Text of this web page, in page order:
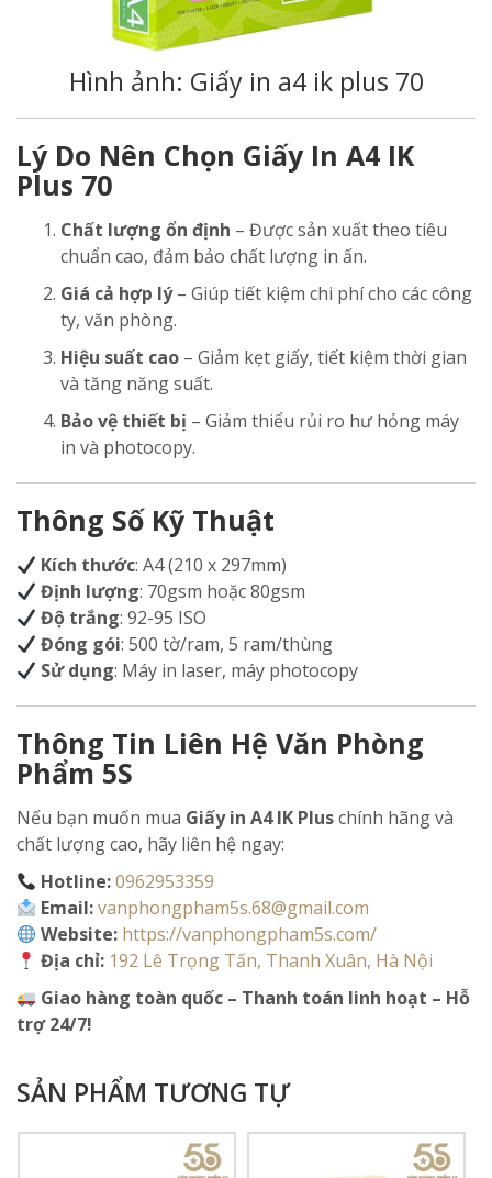
Hình ảnh: Giấy in a4 ik plus 70
Lý Do Nên Chọn Giấy In A4 IK
Plus 70
Chất lượng ổn định – Được sản xuất theo tiêu
chuẩn cao, đảm bảo chất lượng in ấn.
Giá cả hợp lý– Giúp tiết kiệm chi phí cho các công
ty, văn phòng.
Hiệu suất cao – Giảm kẹt giấy, tiết kiệm thời gian
và tăng năng suất.
Bảo vệ thiết bị – Giảm thiểu rủi ro hư hỏng máy
in và photocopy.
Thông Số Kỹ Thuật
Kích thước: A4 (210 x 297mm)
Định lượng: 70gsm hoặc 80gsm
Độ trắng: 92-95 ISO
Đóng gói: 500 tờ/ram, 5 ram/thùng
Sử dụng: Máy in laser, máy photocopy
Thông Tin Liên Hệ Văn Phòng
Phẩm 5S
Nếu bạn muốn mua Giấy in A4 IK Pluschính hãng và
chất lượng cao, hãy liên hệ ngay:
Hotline:0962953359
Email:vanphongpham5s.68@gmail.com
Website: https://vanphongpham5s.com/
Địa chỉ: 192 Lê Trọng Tấn, Thanh Xuân, Hà Nội
Giao hàng toàn quốc – Thanh toán linh hoạt – Hỗ
trợ 24/7!
SẢN PHẨM TƯƠNG TỰ